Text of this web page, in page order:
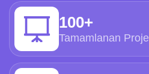
100+
Tamamlanan Proje